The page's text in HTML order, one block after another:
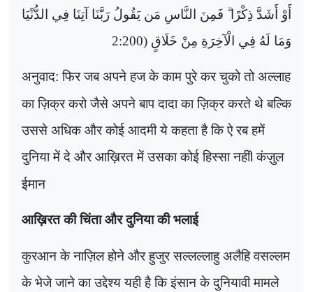
أَوْ أَشَدَّ ذِكْرًا ۗ فَمِنَ النَّاسِ مَن يَقُولُ رَبَّنَا آتِنَا فِي الدُّنْيَا
وَمَا لَهُ فِي الْآخِرَةِ مِنْ خَلَاقٍ (2:200
अनुवाद:फिर जब अपने हज के काम पुरे कर चुको तो अल्लाह
का ज़िक्र करो जैसे अपने बाप दादा का ज़िक्र करते थे बल्कि
उससे अधिक और कोई आदमी ये कहता है कि ऐ रब हमें
दुनिया में दे और आख़िरत में उसका कोई हिस्सा नहींlकंज़ुल
ईमान
आख़िरत की चिंता और दुनिया की भलाई
कुरआन के नाज़िल होने और हुजुर सल्लल्लाहु अलैहि वसल्लम
के भेजे जाने का उद्देश्य यही है कि इंसान के दुनियावी मामले